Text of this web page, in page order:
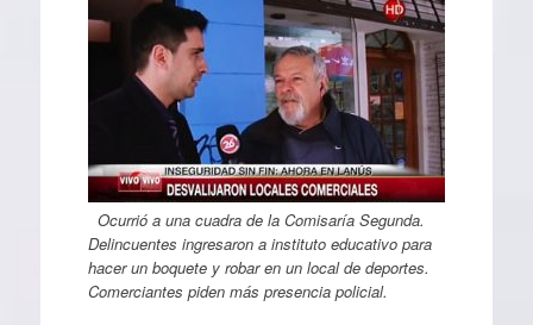
Ocurrió a una cuadra de la Comisaría Segunda.
Delincuentes ingresaron a instituto educativo para
hacer un boquete y robar en un local de deportes.
Comerciantes piden más presencia policial.